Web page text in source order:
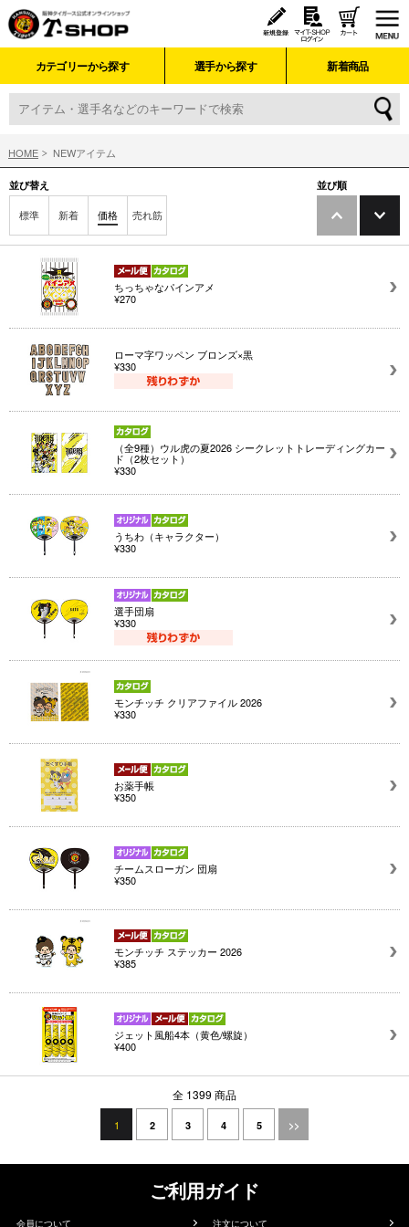
カテゴリーから探す 選手から探す 新着商品
HOME NEWアイテム
並び替え
標準 新着 価格 売れ筋
並び順
ちっちゃなパインアメ
¥270
ローマ字ワッペン ブロンズ×黒
¥330
（全9種）ウル虎の夏2026 シークレットトレーディングカー
ド（2枚セット）
¥330
うちわ（キャラクター）
¥330
選手団扇
¥330
モンチッチ クリアファイル 2026
¥330
お薬手帳
¥350
チームスローガン 団扇
¥350
モンチッチ ステッカー 2026
¥385
ジェット風船4本（黄色/螺旋）
¥400
全 1399 商品
1 2 3 4 5 >>
ご利用ガイド
会員について 注文について